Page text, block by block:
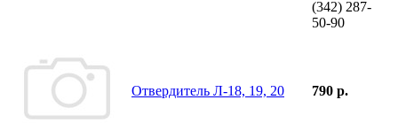
(342) 287-
50-90
Отвердитель Л-18, 19, 20 790 р.